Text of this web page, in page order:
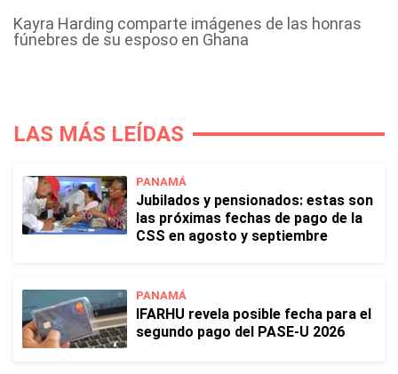
Kayra Harding comparte imágenes de las honras
fúnebres de su esposo en Ghana
LAS MÁS LEÍDAS
PANAMÁ
Jubilados y pensionados: estas son
las próximas fechas de pago de la
CSS en agosto y septiembre
PANAMÁ
IFARHU revela posible fecha para el
segundo pago del PASE-U 2026